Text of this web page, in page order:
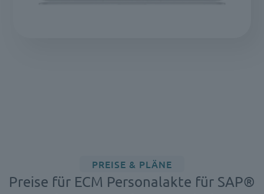
PREISE & PLÄNE
Preise für ECM Personalakte für SAP®